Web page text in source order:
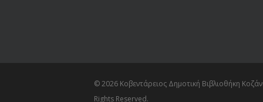
© 2026 Κοβεντάρειος Δημοτική Βιβλιοθήκη
Rights Reserved.